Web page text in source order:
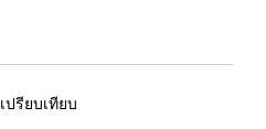
เปรียบเทียบ